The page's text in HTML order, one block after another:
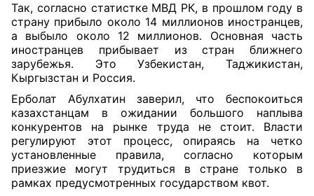
Так, согласно статистке МВД РК, в прошлом году в
страну прибыло около 14 миллионов иностранцев,
а выбыло около 12 миллионов. Основная часть
иностранцев прибывает из стран ближнего
зарубежья. Это Узбекистан, Таджикистан,
Кыргызстан и Россия.
Ерболат Абулхатин заверил, что беспокоиться
казахстанцам в ожидании большого наплыва
конкурентов на рынке труда не стоит. Власти
регулируют этот процесс, опираясь на четко
установленные правила, согласно которым
приезжие могут трудиться в стране только в
рамках предусмотренных государством квот.